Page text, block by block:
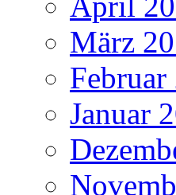
März
Februar
Januar